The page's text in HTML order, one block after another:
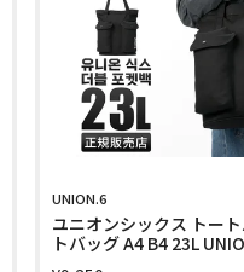
UNION.6
ユニオンシックス トー
トバッグ A4 B4 23L